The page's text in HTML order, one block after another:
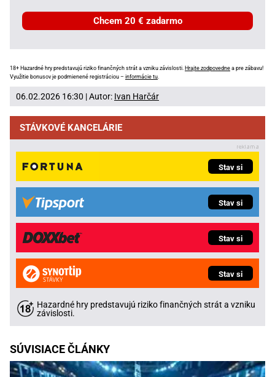
Chcem 20 € zadarmo
18+ Hazardné hry predstavujú riziko finančných strát a vzniku závislosti. Hrajte zodpovedne a pre zábavu!
Využitie bonusov je podmienené registráciou – informácie tu
06.02.2026 16:30 | Autor: Ivan Harčár
STÁVKOVÉ KANCELÁRIE
Stav si
Stav si
Stav si
Stav si
Hazardné hry predstavujú riziko finančných strát a vzniku
závislosti.
SÚVISIACE ČLÁNKY